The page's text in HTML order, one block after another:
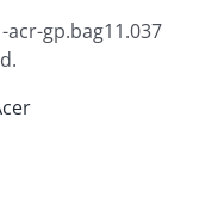
acr-gp.bag11.037